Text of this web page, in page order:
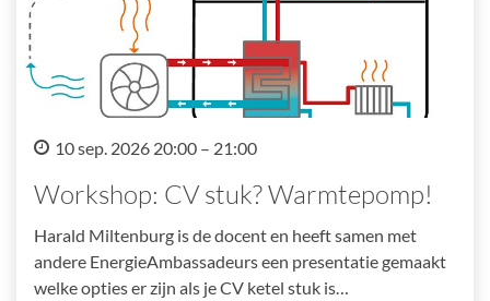
10 sep. 2026 20:00 – 21:00
Workshop: CV stuk? Warmtepomp!
Harald Miltenburg is de docent en heeft samen met
andere EnergieAmbassadeurs een presentatie gemaakt
welke opties er zijn als je CV ketel stuk is…